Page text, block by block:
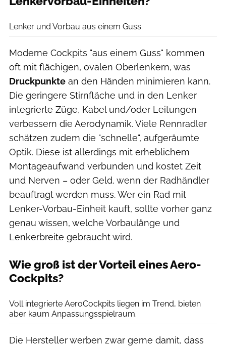
Lenker und Vorbau aus einem Guss.
Moderne Cockpits "aus einem Guss" kommen
oft mit flächigen, ovalen Oberlenkern, was
Druckpunkte an den Händen minimieren kann.
Die geringere Stirnfläche und in den Lenker
integrierte Züge, Kabel und/oder Leitungen
verbessern die Aerodynamik. Viele Rennradler
schätzen zudem die "schnelle", aufgeräumte
Optik. Diese ist allerdings mit erheblichem
Montageaufwand verbunden und kostet Zeit
und Nerven – oder Geld, wenn der Radhändler
beauftragt werden muss. Wer ein Rad mit
Lenker-Vorbau-Einheit kauft, sollte vorher ganz
genau wissen, welche Vorbaulänge und
Lenkerbreite gebraucht wird.
Wie groß ist der Vorteil eines Aero-
Cockpits?
Voll integrierte AeroCockpits liegen im Trend, bieten
aber kaum Anpassungsspielraum.
Die Hersteller werben zwar gerne damit, dass